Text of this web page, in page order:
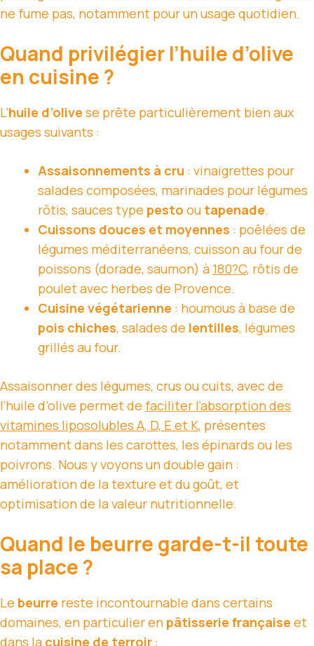
ne fume pas, notamment pour un usage quotidien.
Quand privilégier l’huile d’olive
en cuisine ?
L’huile d’olive se prête particulièrement bien aux
usages suivants :
Assaisonnements à cru : vinaigrettes pour
salades composées, marinades pour légumes
rôtis, sauces type pesto ou tapenade.
Cuissons douces et moyennes : poêlées de
légumes méditerranéens, cuisson au four de
poissons (dorade, saumon) à 180?C, rôtis de
poulet avec herbes de Provence.
Cuisine végétarienne : houmous à base de
pois chiches, salades de lentilles, légumes
grillés au four.
Assaisonner des légumes, crus ou cuits, avec de
l’huile d’olive permet de faciliter l’absorption des
vitamines liposolubles A, D, E et K, présentes
notamment dans les carottes, les épinards ou les
poivrons. Nous y voyons un double gain :
amélioration de la texture et du goût, et
optimisation de la valeur nutritionnelle.
Quand le beurre garde-t-il toute
sa place ?
Le beurre reste incontournable dans certains
domaines, en particulier en pâtisserie française et
dans la cuisine de terroir :